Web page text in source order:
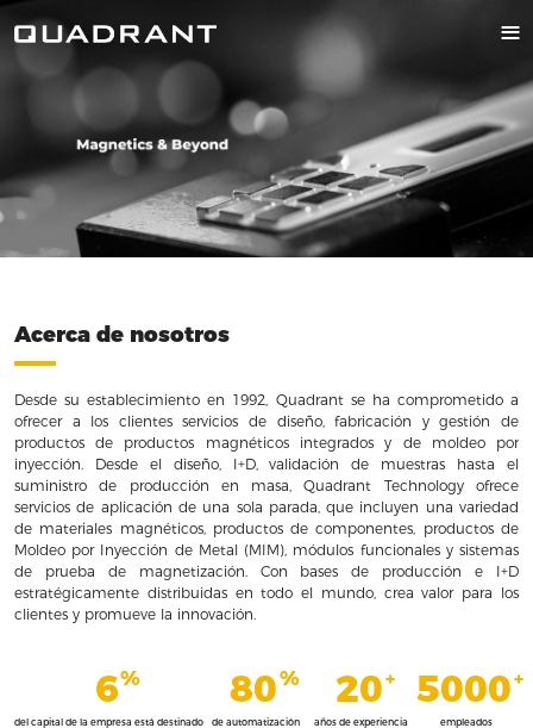
Acerca de nosotros
Desde su establecimiento en 1992, Quadrant se ha comprometido a
ofrecer a los clientes servicios de diseño, fabricación y gestión de
productos de productos magnéticos integrados y de moldeo por
inyección. Desde el diseño, I+D, validación de muestras hasta el
suministro de producción en masa, Quadrant Technology ofrece
servicios de aplicación de una sola parada, que incluyen una variedad
de materiales magnéticos, productos de componentes, productos de
Moldeo por Inyección de Metal (MIM), módulos funcionales y sistemas
de prueba de magnetización. Con bases de producción e I+D
estratégicamente distribuidas en todo el mundo, crea valor para los
clientes y promueve la innovación.
6%
del capital de la empresa está destinado
80%
de automatización
20+
años de experiencia
5000+
empleados